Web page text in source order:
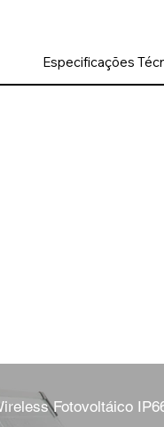
Especificações
Fotovoltáico